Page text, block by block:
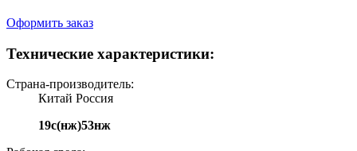
Оформить заказ
Технические характеристики:
Страна-производитель:
Китай Россия
19с(нж)53нж